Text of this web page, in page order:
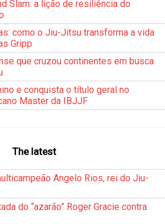
Slam: a lição de resiliência do
como o Jiu-Jitsu transforma a vida
Gripp
que cruzou continentes em busca
e conquista o título geral no
Master da IBJJF
The latest
Angelo Rios, rei do Jiu-
do “azarão” Roger Gracie contra